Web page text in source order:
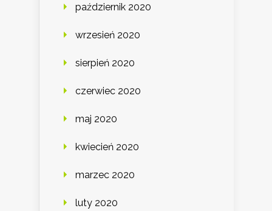
październik 2020
wrzesień 2020
sierpień 2020
czerwiec 2020
maj 2020
kwiecień 2020
marzec 2020
luty 2020